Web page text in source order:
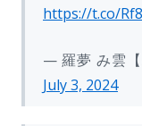
https://t.co/
— 羅夢 み雲【
July 3, 2024